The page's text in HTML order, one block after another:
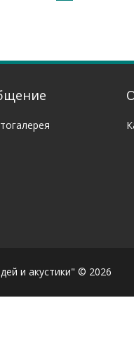
и акустики" © 2026